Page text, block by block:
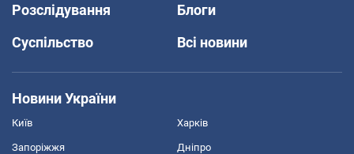
Розслідування
Блоги
Суспільство
Всі новини
Новини України
Київ Харків
Запоріжжя Дніпро